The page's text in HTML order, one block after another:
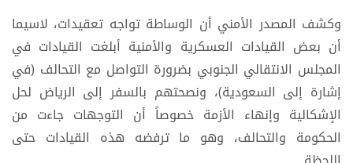
وكشف المصدر الأمني أن الوساطة تواجه تعقيدات، لاسيما
أن بعض القيادات العسكرية والأمنية أبلغت القيادات في
المجلس الانتقالي الجنوبي بضرورة التواصل مع التحالف (في
إشارة إلى السعودية)، ونصحتهم بالسفر إلى الرياض لحل
الإشكالية وإنهاء الأزمة خصوصاً أن التوجهات جاءت من
الحكومة والتحالف، وهو ما ترفضه هذه القيادات حتى